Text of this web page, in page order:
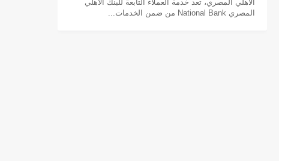
الأهلي المصري، تعد خدمة العملاء التابعة للبنك الأهلي
المصري National Bank من ضمن الخدمات...